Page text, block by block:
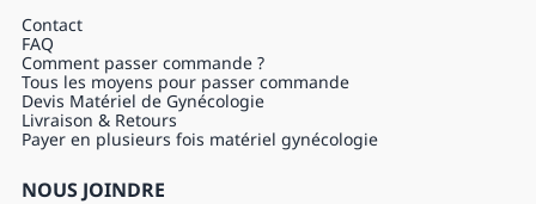
Contact
FAQ
Comment passer commande ?
Tous les moyens pour passer commande
Devis Matériel de Gynécologie
Livraison & Retours
Payer en plusieurs fois matériel gynécologie
NOUS JOINDRE